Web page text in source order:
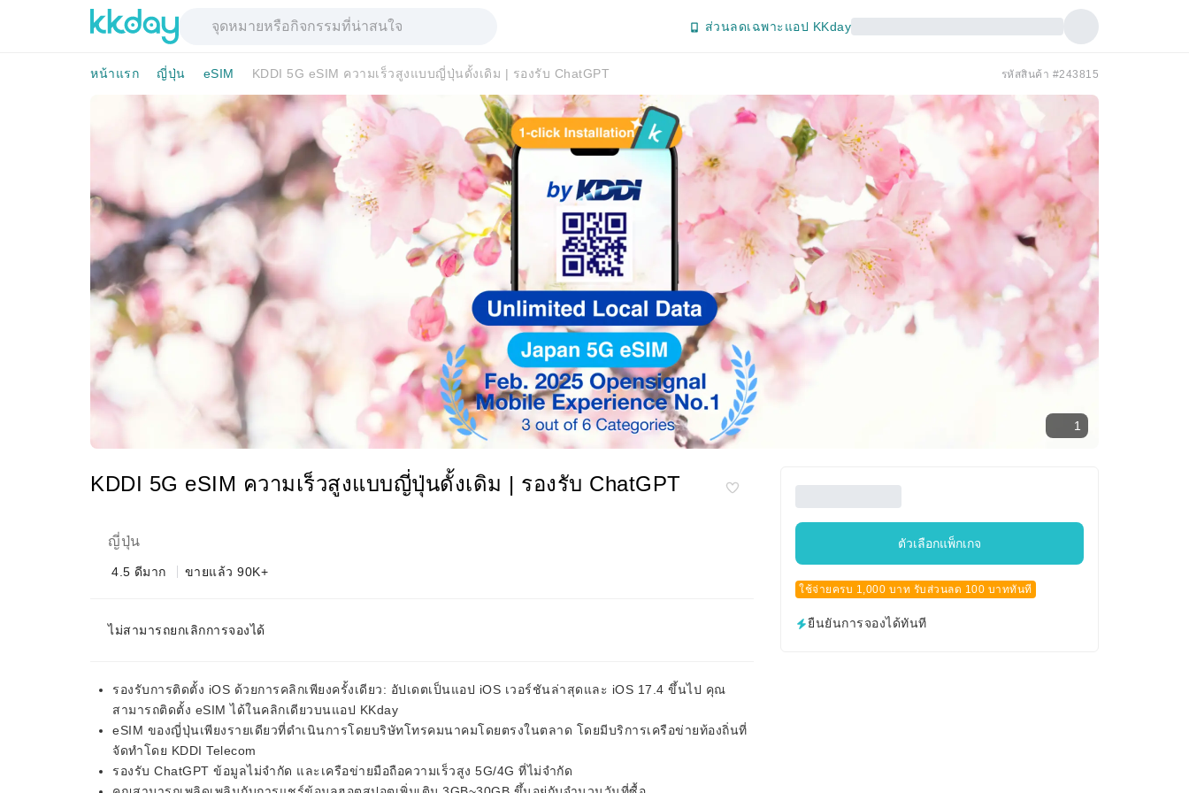
ส่วนลดเฉพาะแอป KKday
หน้าแรก ญี่ปุ่น eSIM KDDI 5G eSIM ความเร็วสูงแบบญี่ปุ่นดั้งเดิม | รองรับ ChatGPT รหัสสินค้า #243815
1
KDDI 5G eSIM ความเร็วสูงแบบญี่ปุ่นดั้งเดิม | รองรับ ChatGPT
ญี่ปุ่น
4.5 ดีมาก ขายแล้ว 90K+
ไม่สามารถยกเลิกการจองได้
รองรับการติดตั้ง iOS ด้วยการคลิกเพียงครั้งเดียว: อัปเดตเป็นแอป iOS เวอร์ชันล่าสุดและ iOS 17.4 ขึ้นไป คุณ
สามารถติดตั้ง eSIM ได้ในคลิกเดียวบนแอป KKday
eSIM ของญี่ปุ่นเพียงรายเดียวที่ดำเนินการโดยบริษัทโทรคมนาคมโดยตรงในตลาด โดยมีบริการเครือข่ายท้องถิ่นที่
จัดทำโดย KDDI Telecom
รองรับ ChatGPT ข้อมูลไม่จำกัด และเครือข่ายมือถือความเร็วสูง 5G/4G ที่ไม่จำกัด
ตัวเลือกแพ็กเกจ
ใช้จ่ายครบ 1,000 บาท รับส่วนลด 100 บาททันที
ยืนยันการจองได้ทันที